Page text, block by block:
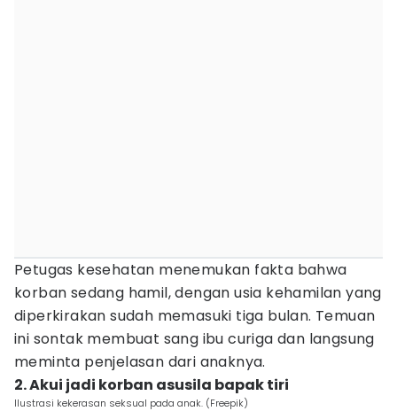
Petugas kesehatan menemukan fakta bahwa
korban sedang hamil, dengan usia kehamilan yang
diperkirakan sudah memasuki tiga bulan. Temuan
ini sontak membuat sang ibu curiga dan langsung
meminta penjelasan dari anaknya.
2. Akui jadi korban asusila bapak tiri
Ilustrasi kekerasan seksual pada anak. (Freepik)